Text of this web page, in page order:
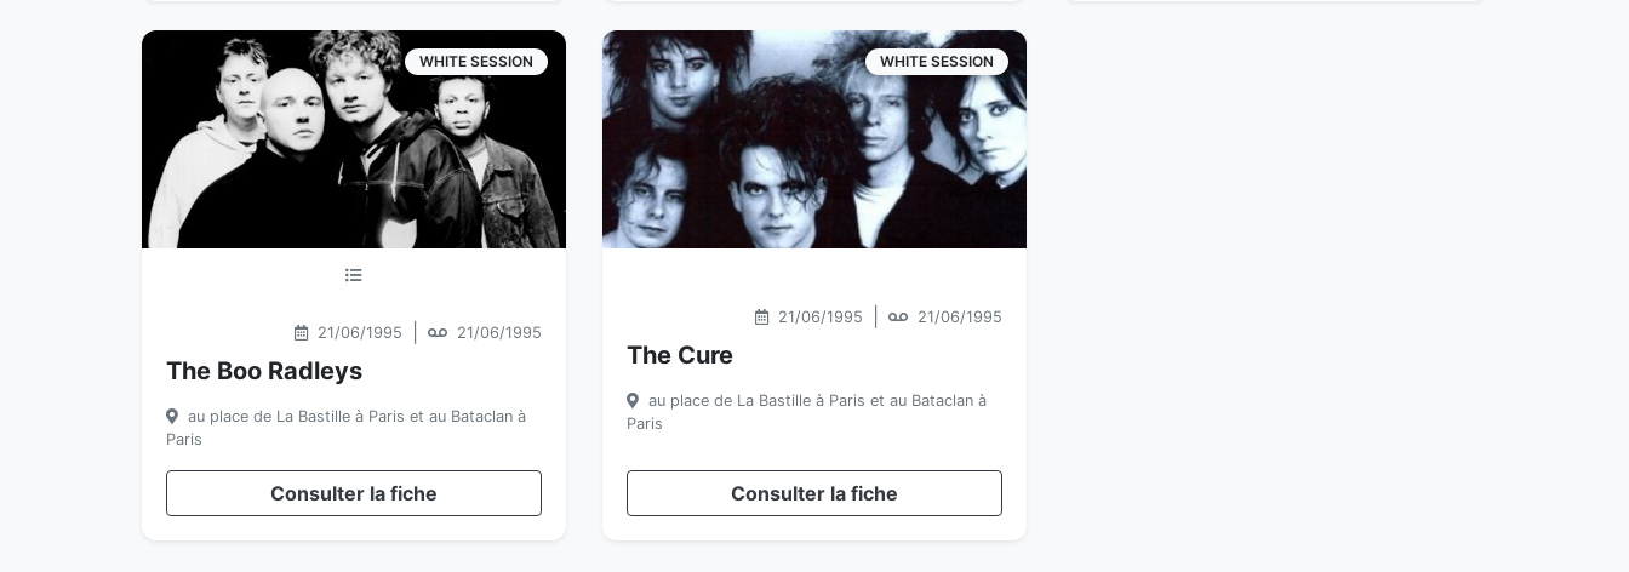
WHITE SESSION
21/06/1995 21/06/1995
The Boo Radleys
au place de La Bastille à Paris et au Bataclan à
Paris
Consulter la fiche
WHITE SESSION
21/06/1995 21/06/1995
The Cure
au place de La Bastille à Paris et au Bataclan à
Paris
Consulter la fiche